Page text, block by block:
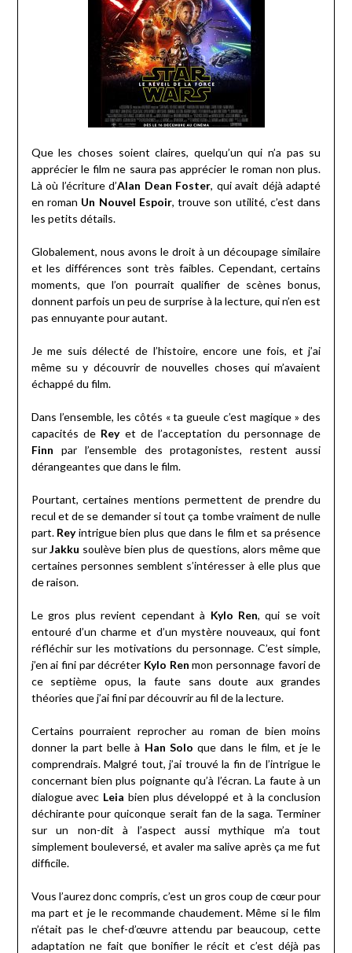
Que les choses soient claires, quelqu’un qui n’a pas su
apprécier le film ne saura pas apprécier le roman non plus.
Là où l’écriture d’Alan Dean Foster, qui avait déjà adapté
en roman Un Nouvel Espoir, trouve son utilité, c’est dans
les petits détails.
Globalement, nous avons le droit à un découpage similaire
et les différences sont très faibles. Cependant, certains
moments, que l’on pourrait qualifier de scènes bonus,
donnent parfois un peu de surprise à la lecture, qui n’en est
pas ennuyante pour autant.
Je me suis délecté de l’histoire, encore une fois, et j’ai
même su y découvrir de nouvelles choses qui m’avaient
échappé du film.
Dans l’ensemble, les côtés « ta gueule c’est magique » des
capacités de Reyet de l’acceptation du personnage de
Finn par l’ensemble des protagonistes, restent aussi
dérangeantes que dans le film.
Pourtant, certaines mentions permettent de prendre du
recul et de se demander si tout ça tombe vraiment de nulle
part.Reyintrigue bien plus que dans le film et sa présence
surJakku soulève bien plus de questions, alors même que
certaines personnes semblent s’intéresser à elle plus que
de raison.
Le gros plus revient cependant à Kylo Ren, qui se voit
entouré d’un charme et d’un mystère nouveaux, qui font
réfléchir sur les motivations du personnage. C’est simple,
j’en ai fini par décréter Kylo Ren mon personnage favori de
ce septième opus, la faute sans doute aux grandes
théories que j’ai fini par découvrir au fil de la lecture.
Certains pourraient reprocher au roman de bien moins
donner la part belle à Han Solo que dans le film, et je le
comprendrais. Malgré tout, j’ai trouvé la fin de l’intrigue le
concernant bien plus poignante qu’à l’écran. La faute à un
dialogue avec Leia bien plus développé et à la conclusion
déchirante pour quiconque serait fan de la saga. Terminer
sur un non-dit à l’aspect aussi mythique m’a tout
simplement bouleversé, et avaler ma salive après ça me fut
difficile.
Vous l’aurez donc compris, c’est un gros coup de cœur pour
ma part et je le recommande chaudement. Même si le film
n’était pas le chef-d’œuvre attendu par beaucoup, cette
adaptation ne fait que bonifier le récit et c’est déjà pas